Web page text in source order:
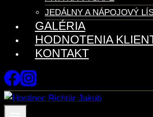
JEDÁLNY A NÁPOJOVÝ
GALÉRIA
HODNOTENIA
KONTAKT